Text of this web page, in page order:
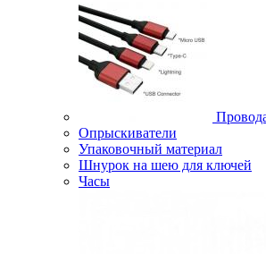
Опрыскиватели
Упаковочный материал
Шнурок на шею для ключей
Часы